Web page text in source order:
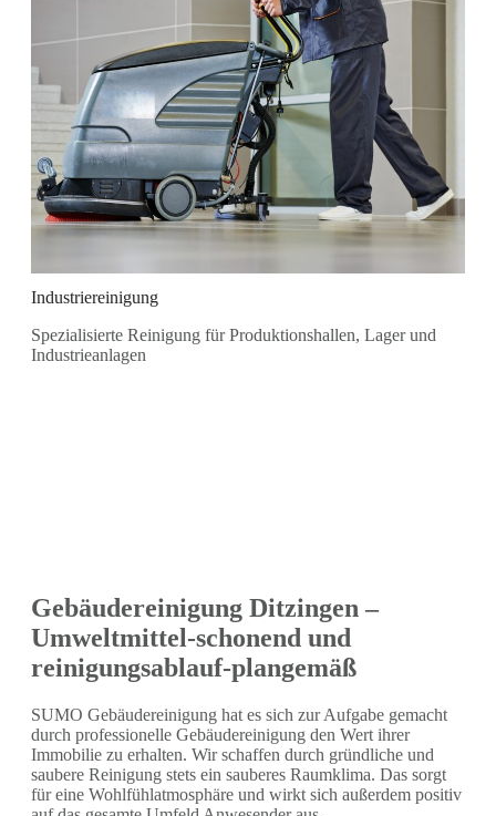
Industriereinigung
Spezialisierte Reinigung für Produktionshallen, Lager und
Industrieanlagen
Gebäudereinigung Ditzingen –
Umweltmittel-schonend und
reinigungsablauf-plangemäß
SUMO Gebäudereinigung hat es sich zur Aufgabe gemacht
durch professionelle Gebäudereinigung den Wert ihrer
Immobilie zu erhalten. Wir schaffen durch gründliche und
saubere Reinigung stets ein sauberes Raumklima. Das sorgt
für eine Wohlfühlatmosphäre und wirkt sich außerdem positiv